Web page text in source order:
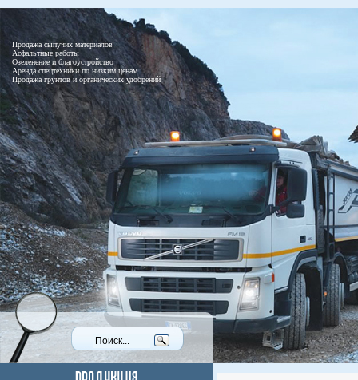
Продажа сыпучих материалов
Асфальтные работы
Озеленение и благоустройство
Аренда спецтехники по низким ценам
Продажа грунтов и органических удобрений